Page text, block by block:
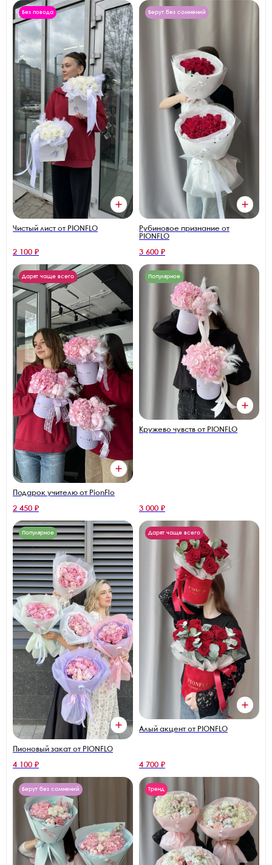
Без повода
Чистый лист от PIONFLO
2 100 ₽
Берут без сомнений
Рубиновое признание от
PIONFLO
3 600 ₽
Дарят чаще всего
Подарок учителю от PionFlo
2 450 ₽
Популярное
Кружево чувств от PIONFLO
3 000 ₽
Популярное
Пионовый закат от PIONFLO
4 100 ₽
Дарят чаще всего
Алый акцент от PIONFLO
4 700 ₽
Берут без сомнений Тренд